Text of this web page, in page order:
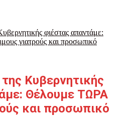
φιέστας απαντάμε:
γιατρούς και προσωπικό
Κυβερνητικής
Θέλουμε ΤΩΡΑ
και προσωπικό